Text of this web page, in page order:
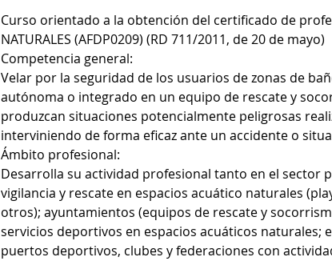
Curso orientado a la obtención del certificado de
NATURALES (AFDP0209) (RD 711/2011, de 20 de mayo)
Competencia general:
Velar por la seguridad de los usuarios de zonas de
autónoma o integrado en un equipo de rescate y
produzcan situaciones potencialmente peligrosas
interviniendo de forma eficaz ante un accidente o
Ámbito profesional:
Desarrolla su actividad profesional tanto en el sector
vigilancia y rescate en espacios acuático naturales
otros); ayuntamientos (equipos de rescate y
servicios deportivos en espacios acuáticos
puertos deportivos, clubes y federaciones con